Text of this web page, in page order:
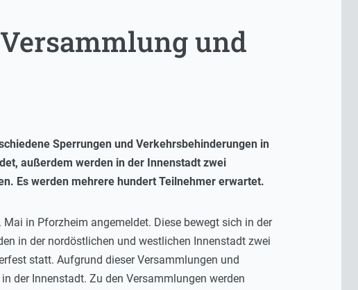
und
Sperrungen und Verkehrsbehinderungen in
außerdem werden in der Innenstadt zwei
Es werden mehrere hundert Teilnehmer erwartet.
in Pforzheim angemeldet. Diese bewegt sich in der
in der nordöstlichen und westlichen Innenstadt zwei
statt. Aufgrund dieser Versammlungen und
der Innenstadt. Zu den Versammlungen werden